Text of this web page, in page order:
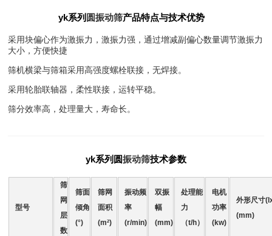
yk系列 圆振动筛产品特点与技术优势
采用块偏心作为激振力，激振力强，通过增减副偏心数量调节激振力
大小，方便快捷
筛机横梁与筛箱采用高强度螺栓联接，无焊接。
采用轮胎联轴器，柔性联接，运转平稳。
筛分效率高，处理量大，寿命长。
yk系列圆振动筛技术参数
型号
筛
网
层
数
筛面
倾角
(°)
筛网
面积
(m²)
振动频
率
(r/min)
双振
幅
(mm)
处理能
力
（t/h）
电机
功率
(kw)
外形尺寸
(mm)